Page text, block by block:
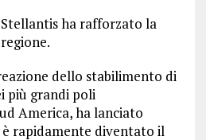
Stellantis ha rafforzato la
dello stabilimento di
più grandi poli
America, ha lanciato
è rapidamente diventato il